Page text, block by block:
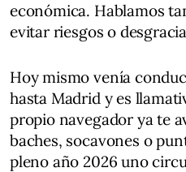
económica. Hablamos
evitar riesgos o
Hoy mismo venía
hasta Madrid y es
propio navegador ya te
baches, socavones o
pleno año 2026 uno